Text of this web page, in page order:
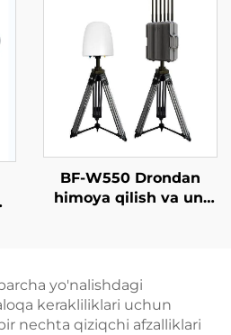
BF-W550 Drondan
himoya qilish va uni
yo'nalishdagi
kerakliliklari uchun
nechta qiziqchi afzalliklari